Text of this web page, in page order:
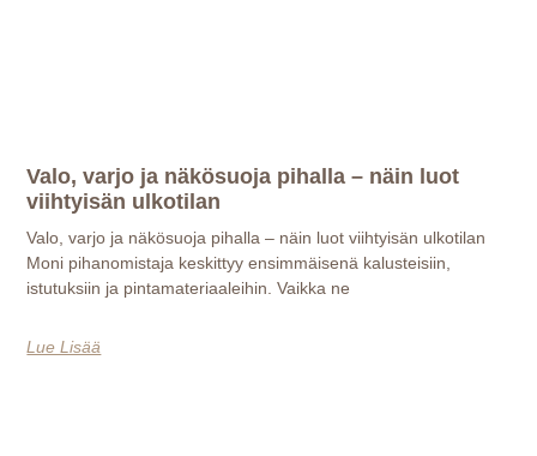
Valo, varjo ja näkösuoja pihalla – näin luot
viihtyisän ulkotilan
Valo, varjo ja näkösuoja pihalla – näin luot viihtyisän ulkotilan
Moni pihanomistaja keskittyy ensimmäisenä kalusteisiin,
istutuksiin ja pintamateriaaleihin. Vaikka ne
Lue Lisää